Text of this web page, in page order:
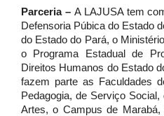
Parceria –A LAJUSA tem
Defensoria Púbica do Estado
do Estado do Pará, o
o Programa Estadual de
Direitos Humanos do Estado
fazem parte as Faculdades
Pedagogia, de Serviço
Artes, o Campus de